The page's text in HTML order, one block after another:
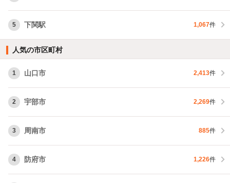
5 下関駅 1,067件
人気の市区町村
1 山口市 2,413件
2 宇部市 2,269件
3 周南市 885件
4 防府市 1,226件